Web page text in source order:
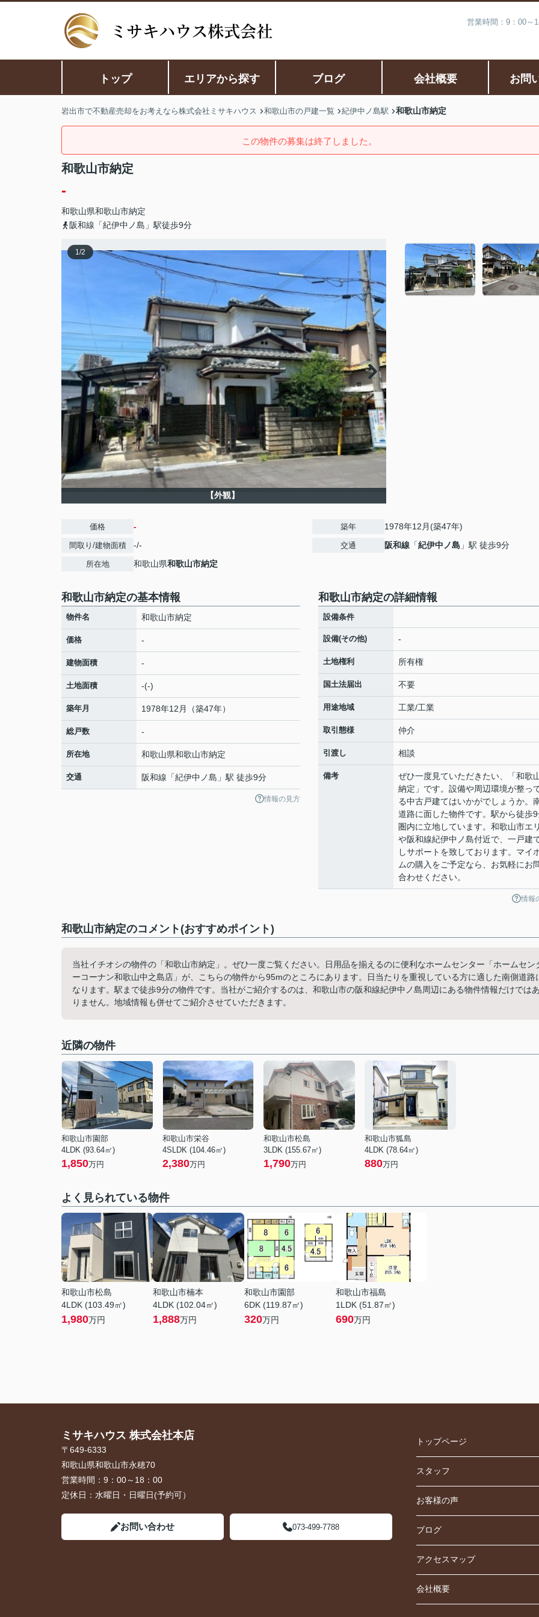
営業時間：9：00～
トップ エリアから探す ブログ 会社概要 お問
岩出市で不動産売却をお考えなら株式会社ミサキハウス 和歌山市の戸建一覧 紀伊中ノ島駅 和歌山市納定
この物件の募集は終了しました。
和歌山市納定
-
和歌山県和歌山市納定
阪和線「紀伊中ノ島」駅徒歩9分
1/2
【外観】
価格 -
間取り/建物面積 -/-
所在地 和歌山県和歌山市納定
築年 1978年12月(築47年)
交通 阪和線 「紀伊中ノ島 」駅 徒歩9分
和歌山市納定の基本情報
物件名 和歌山市納定
価格 -
建物面積 -
土地面積 -(-)
築年月 1978年12月（築47年）
総戸数 -
所在地 和歌山県和歌山市納定
交通 阪和線 「紀伊中ノ島 」駅 徒歩9分
情報の見方
和歌山市納定の詳細情報
設備条件
設備(その他) -
土地権利 所有権
国土法届出 不要
用途地域 工業/工業
取引態様 仲介
引渡し 相談
備考
ぜひ一度見ていただきたい、「和歌
納定」です。設備や周辺環境が整っ
る中古戸建てはいかがでしょうか。
道路に面した物件です。駅から徒歩
圏内に立地しています。和歌山市エ
や阪和線紀伊中ノ島付近で、一戸建
しサポートを致しております。マイ
ムの購入をご予定なら、お気軽にお
合わせください。
情報
和歌山市納定のコメント(おすすめポイント)
当社イチオシの物件の「和歌山市納定」。ぜひ一度ご覧ください。日用品を揃えるのに便利なホームセンター「ホームセン
ーコーナン和歌山中之島店」が、こちらの物件から95mのところにあります。日当たりを重視している方に適した南側道路
なります。駅まで徒歩9分の物件です。当社がご紹介するのは、和歌山市の阪和線紀伊中ノ島周辺にある物件情報だけではあ
りません。地域情報も併せてご紹介させていただきます。
近隣の物件
和歌山市園部
4LDK (93.64㎡)
1,850万円
和歌山市栄谷
4SLDK (104.46㎡)
2,380万円
和歌山市松島
3LDK (155.67㎡)
1,790万円
和歌山市狐島
4LDK (78.64㎡)
880万円
よく見られている物件
和歌山市松島
4LDK (103.49㎡)
1,980万円
和歌山市楠本
4LDK (102.04㎡)
1,888万円
和歌山市園部
6DK (119.87㎡)
320万円
和歌山市福島
1LDK (51.87㎡)
690万円
ミサキハウス 株式会社本店
〒649-6333
和歌山県和歌山市永穂70
営業時間： 9：00～18：00
定休日： 水曜日・日曜日(予約可）
お問い合わせ 073-499-7788
トップページ
スタッフ
お客様の声
ブログ
アクセスマップ
会社概要